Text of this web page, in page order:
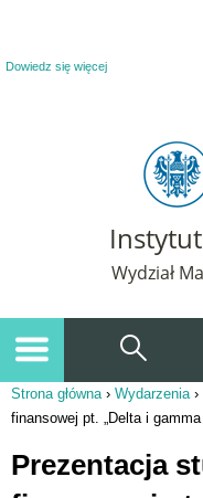
Dowiedz się więcej
Wydział
Jesteś tutaj
Strona główna› Wydarzenia›
finansowej pt. „Delta i gamma
Prezentacja